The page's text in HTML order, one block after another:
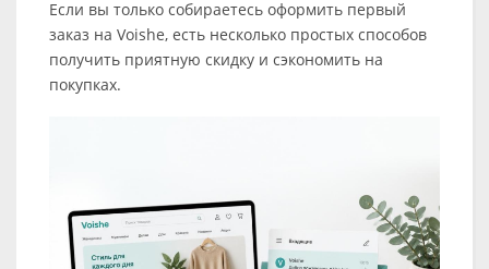
Если вы только собираетесь оформить первый
заказ на Voishe, есть несколько простых способов
получить приятную скидку и сэкономить на
покупках.